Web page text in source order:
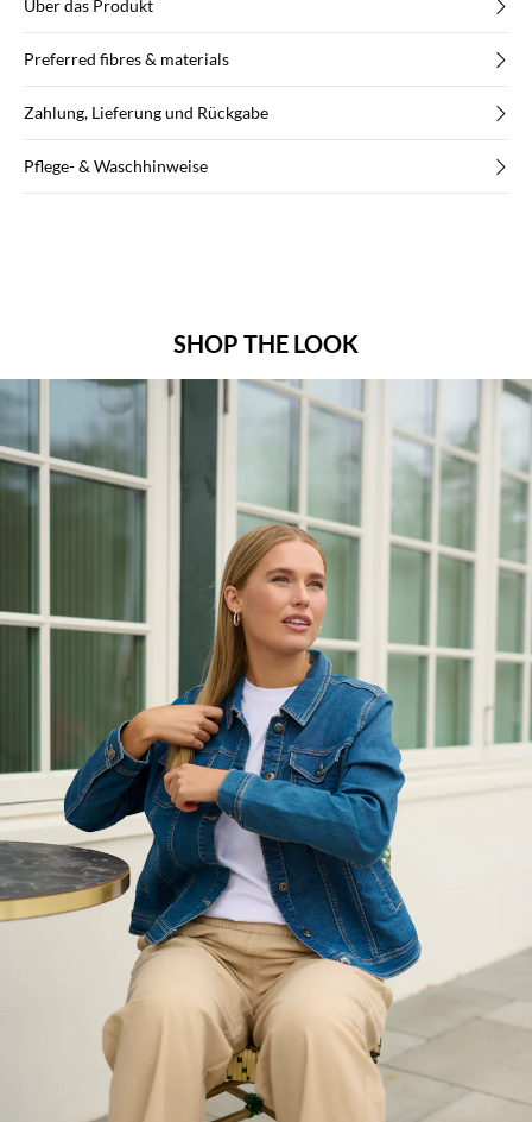
Über das Produkt
Preferred fibres & materials
Zahlung, Lieferung und Rückgabe
Pflege- & Waschhinweise
SHOP THE LOOK